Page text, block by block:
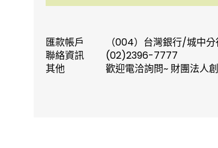
匯款帳戶
（004）台灣銀行/城中
聯絡資訊
(02)2396-7777
其他
歡迎電洽詢問~ 財團法人